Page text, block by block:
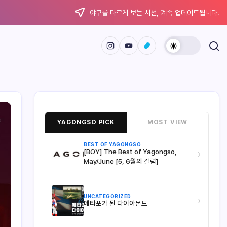
야구를 다르게 보는 시선, 계속 업데이트됩니다.
YAGONGSO PICK MOST VIEW
BEST OF YAGONGSO
[BOY] The Best of Yagongso,
May/June [5, 6월의 칼럼]
›
UNCATEGORIZED
메타포가 된 다이아몬드 ›